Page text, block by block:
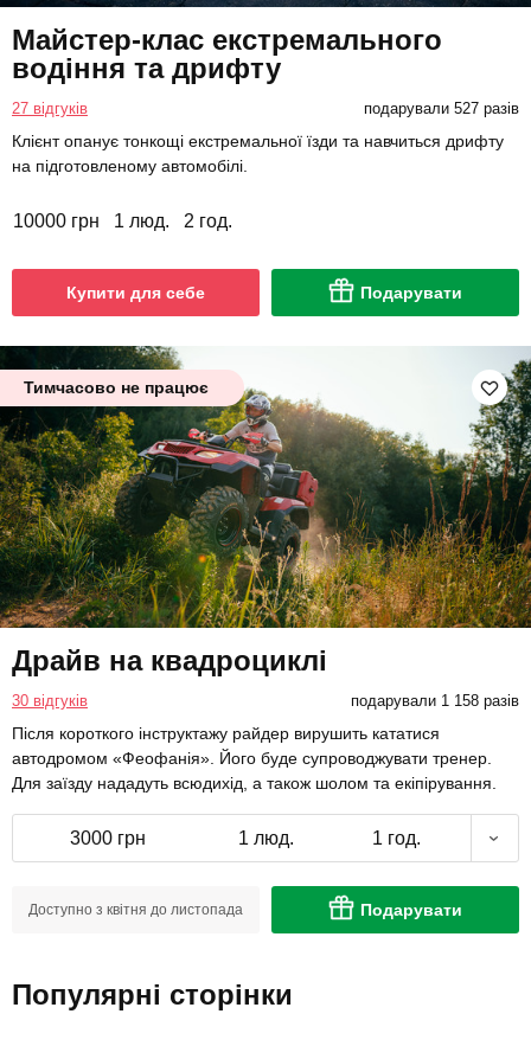
Майстер-клас екстремального
водіння та дрифту
27 відгуків подарували 527 разів
Клієнт опанує тонкощі екстремальної їзди та навчиться дрифту
на підготовленому автомобілі.
10000 грн 1 люд. 2 год.
Купити для себе Подарувати
Тимчасово не працює
Драйв на квадроциклі
30 відгуків подарували 1 158 разів
Після короткого інструктажу райдер вирушить кататися
автодромом «Феофанія». Його буде супроводжувати тренер.
Для заїзду нададуть всюдихід, а також шолом та екіпірування.
3000 грн 1 люд. 1 год.
Доступно з квітня до листопада Подарувати
Популярні сторінки